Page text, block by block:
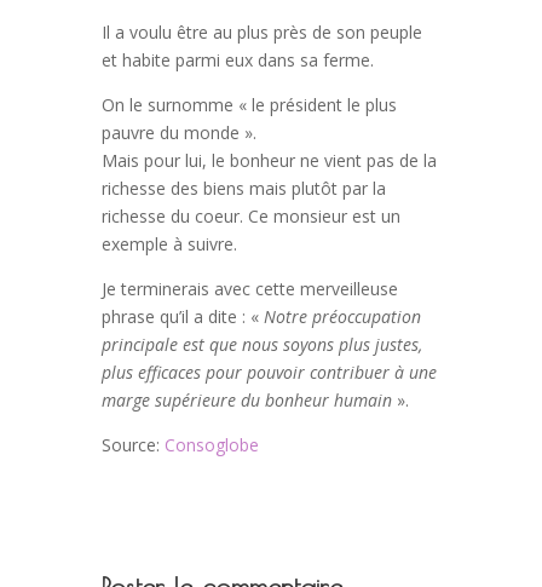
Il a voulu être au plus près de son peuple
et habite parmi eux dans sa ferme.
On le surnomme « le président le plus
pauvre du monde ».
Mais pour lui, le bonheur ne vient pas de la
richesse des biens mais plutôt par la
richesse du coeur. Ce monsieur est un
exemple à suivre.
Je terminerais avec cette merveilleuse
phrase qu’il a dite : « Notre préoccupation
principale est que nous soyons plus justes,
plus efficaces pour pouvoir contribuer à une
marge supérieure du bonheur humain ».
Source: Consoglobe